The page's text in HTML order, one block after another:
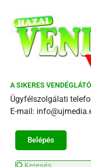
A SIKERES
Ügyfélszolgálati
E-mail:
Belépés